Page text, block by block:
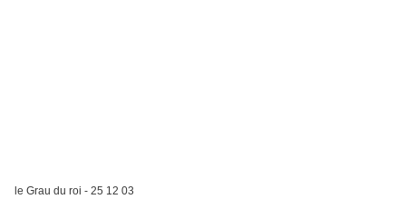
le Grau du roi - 25 12 03